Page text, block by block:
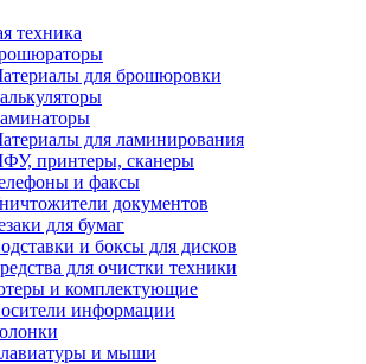
техника
для брошюровки
для ламинирования
принтеры, сканеры
и факсы
документов
для бумаг
и боксы для дисков
для очистки техники
и комплектующие
информации
и мыши